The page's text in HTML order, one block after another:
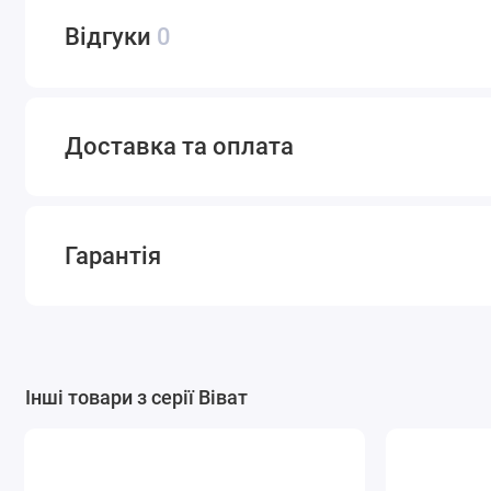
Додаткова комплектація
Відгуки 0
Доставка та оплата
Гарантія
Інші товари з серії Віват